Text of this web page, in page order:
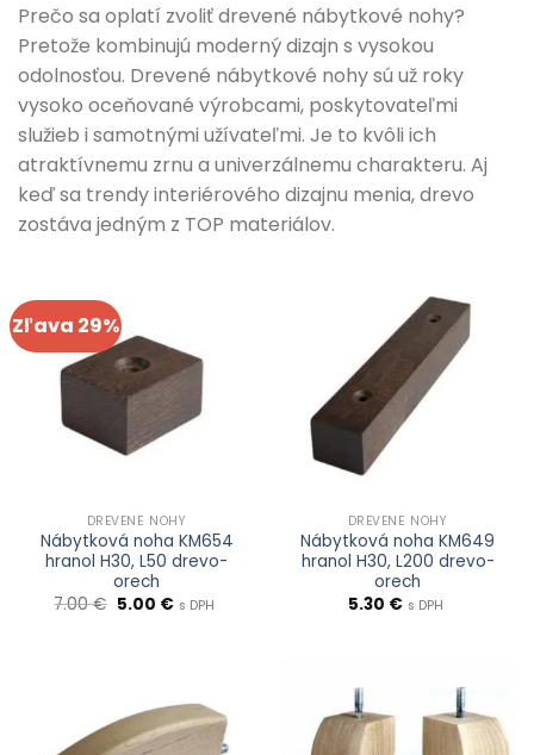
Prečo sa oplatí zvoliť drevené nábytkové nohy?
Pretože kombinujú moderný dizajn s vysokou
odolnosťou. Drevené nábytkové nohy sú už roky
vysoko oceňované výrobcami, poskytovateľmi
služieb i samotnými užívateľmi. Je to kvôli ich
atraktívnemu zrnu a univerzálnemu charakteru. Aj
keď sa trendy interiérového dizajnu menia, drevo
zostáva jedným z TOP materiálov.
Zľava 29%
DREVENÉ NOHY
Nábytková noha KM654
hranol H30, L50 drevo-
orech
7.00€ Pôvodná
5.00 €Aktuálna
s DPH
DREVENÉ NOHY
Nábytková noha KM649
hranol H30, L200 drevo-
orech
5.30 € s DPH